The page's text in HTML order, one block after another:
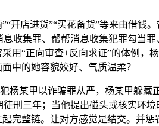
店进货”“买花备货”等来由借钱
收集罪、帮帮消息收集犯罪勾当
“正向审查+反向求证”的体例，
中的她容貌姣好、气质温柔？
某甲以诈骗罪从严，杨某甲躲藏
刑三年；当他提出碰头或核实环
完整链。让对方感觉是结交。并惩